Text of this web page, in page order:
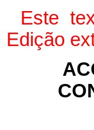
Este
Edição